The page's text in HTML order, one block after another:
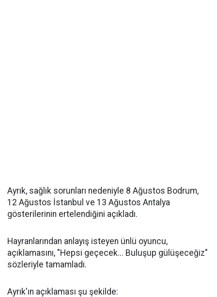
Ayrık, sağlık sorunları nedeniyle 8 Ağustos Bodrum,
12 Ağustos İstanbul ve 13 Ağustos Antalya
gösterilerinin ertelendiğini açıkladı.
Hayranlarından anlayış isteyen ünlü oyuncu,
açıklamasını, "Hepsi geçecek... Buluşup gülüşeceğiz"
sözleriyle tamamladı.
Ayrık'ın açıklaması şu şekilde: